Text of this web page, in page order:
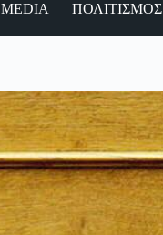
MEDIA ΠΟΛΙΤΙΣΜΟΣ